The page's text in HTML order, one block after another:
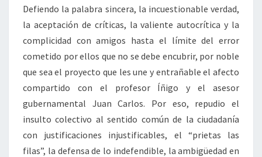
Defiendo la palabra sincera, la incuestionable verdad,
la aceptación de críticas, la valiente autocrítica y la
complicidad con amigos hasta el límite del error
cometido por ellos que no se debe encubrir, por noble
que sea el proyecto que les une y entrañable el afecto
compartido con el profesor Íñigo y el asesor
gubernamental Juan Carlos. Por eso, repudio el
insulto colectivo al sentido común de la ciudadanía
con justificaciones injustificables, el “prietas las
filas”, la defensa de lo indefendible, la ambigüedad en